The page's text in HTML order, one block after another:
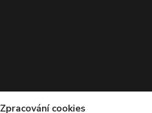
Zpracování cookies